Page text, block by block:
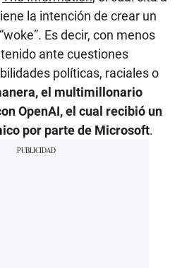
la intención de crear un
Es decir, con menos
ante cuestiones
políticas, raciales o
el multimillonario
OpenAI, el cual recibió un
por parte de Microsoft.